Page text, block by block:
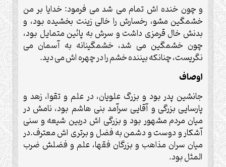
و چون خنده اش تمام می شد می فرمود: خدایا بر من
خشمگین مشو، رخسارش را خالی زینت بخشیده بود، و
بدنش خال قرمزی داشت و سرش به پائین متمایل بود،
چون خشمگین می شد، خشمگینانه به آسمان می
نگریست، چنانکه بیننده خشم را در چهره اش می دید.
اوصاف
جانشین پدر بود و بزرگ علویان، در علم و تقوا، زهد و
پارسایی بزرگی و آقایی سرآمد بنی هاشم بود، نامش در
میان مردم مشهور بود و بزرگی اش دربین شیعه و سنی
آشکار و دوست و دشمن به فضل و برتری اش معترف.در
میان سران مذاهب و بزرگان فقها، علم و فضلش ضرب
المثل بود.